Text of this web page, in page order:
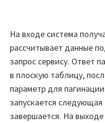
На входе система
рассчитывает данные
запрос сервису. Ответ
в плоскую таблицу,
параметр для
запускается
завершается. На